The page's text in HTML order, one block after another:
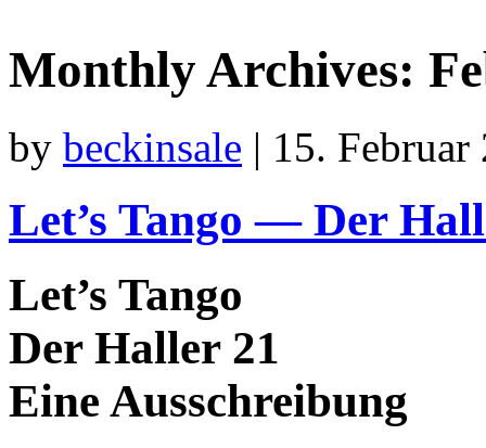
Monthly Archives:
by beckinsale | 15. Februar
Let’s Tango — Der
Let’s Tango
Der Haller 21
Eine Ausschreibung